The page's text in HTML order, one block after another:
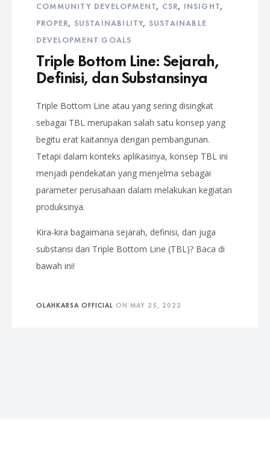
COMMUNITY DEVELOPMENT, CSR, INSIGHT,
PROPER, SUSTAINABILITY, SUSTAINABLE
DEVELOPMENT GOALS
Triple Bottom Line: Sejarah,
Definisi, dan Substansinya
Triple Bottom Line atau yang sering disingkat
sebagai TBL merupakan salah satu konsep yang
begitu erat kaitannya dengan pembangunan.
Tetapi dalam konteks aplikasinya, konsep TBL ini
menjadi pendekatan yang menjelma sebagai
parameter perusahaan dalam melakukan kegiatan
produksinya.
Kira-kira bagaimana sejarah, definisi, dan juga
substansi dari Triple Bottom Line (TBL)? Baca di
bawah ini!
OLAHKARSA OFFICIAL ON MAY 25, 2022